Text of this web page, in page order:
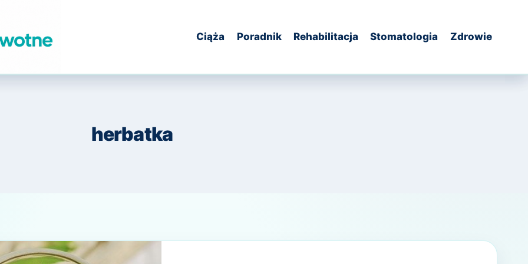
Ciąża Poradnik Rehabilitacja Stomatologia Zdrowie
herbatka